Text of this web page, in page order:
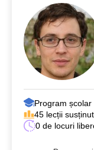
Program
45 lecții
0 de locuri